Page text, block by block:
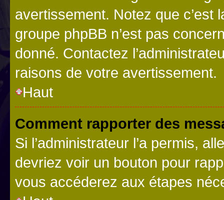
avertissement. Notez que c’est
groupe phpBB n’est pas
donné. Contactez
raisons de votre avertissement.
Haut
Comment rapporter des
Si l’administrateur l’a permis,
devriez voir un bouton pour
vous accéderez aux étapes